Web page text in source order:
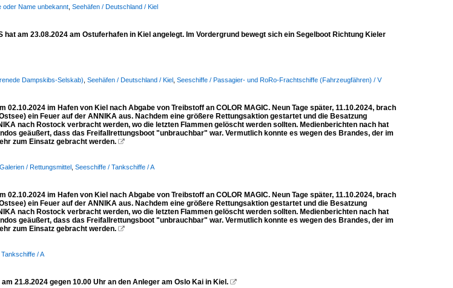
oder Name unbekannt Seehäfen / Deutschland / Kiel
hat am 23.08.2024 am Ostuferhafen in Kiel angelegt. Im Vordergrund bewegt sich ein Segelboot Richtung Kieler
Dampskibs-Selskab) Seehäfen / Deutschland / Kiel Seeschiffe / Passagier- und RoRo-Frachtschiffe (Fahrzeugfähren) / V
02.10.2024 im Hafen von Kiel nach Abgabe von Treibstoff an COLOR MAGIC. Neun Tage später, 11.10.2024, brach
ein Feuer auf der ANNIKA aus. Nachdem eine größere Rettungsaktion gestartet und die Besatzung
nach Rostock verbracht werden, wo die letzten Flammen gelöscht werden sollten. Medienberichten nach hat
geäußert, dass das Freifallrettungsboot "unbrauchbar" war. Vermutlich konnte es wegen des Brandes, der im
zum Einsatz gebracht werden. 
/ Rettungsmittel Seeschiffe / Tankschiffe / A
02.10.2024 im Hafen von Kiel nach Abgabe von Treibstoff an COLOR MAGIC. Neun Tage später, 11.10.2024, brach
ein Feuer auf der ANNIKA aus. Nachdem eine größere Rettungsaktion gestartet und die Besatzung
nach Rostock verbracht werden, wo die letzten Flammen gelöscht werden sollten. Medienberichten nach hat
geäußert, dass das Freifallrettungsboot "unbrauchbar" war. Vermutlich konnte es wegen des Brandes, der im
zum Einsatz gebracht werden. 
/ A
21.8.2024 gegen 10.00 Uhr an den Anleger am Oslo Kai in Kiel. 